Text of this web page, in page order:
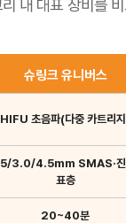
내 대표 장비를
슈링크 유니버스
HIFU 초음파(다중 카트리
3.0/4.5mm SMAS·진
표층
20~40분